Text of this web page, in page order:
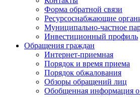
Форма обратной связи
Ресурсоснабжающие
Муниципально-частное
Инвестиционный профиль
Обращения граждан
Интернет-приемная
Порядок и время приема
Порядок обжалования
Обзоры обращений лиц
Обобщенная информация о